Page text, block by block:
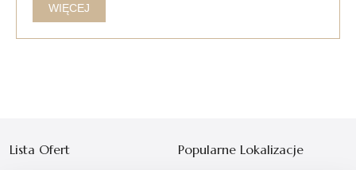
WIĘCEJ
Lista Ofert Popularne Lokalizacje